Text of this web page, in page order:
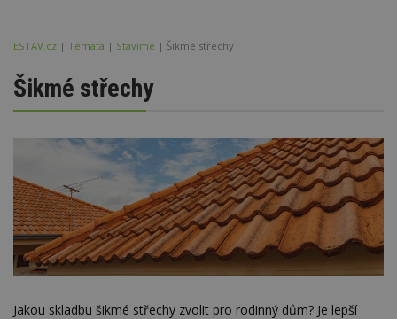
ESTAV.cz Témata Stavíme Šikmé střechy
Šikmé střechy
Jakou skladbu šikmé střechy zvolit pro rodinný dům? Je lepší